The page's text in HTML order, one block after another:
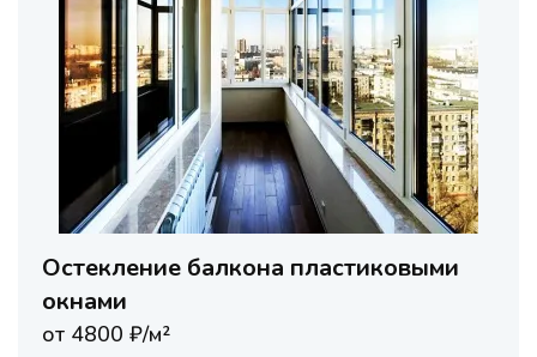
Остекление балкона пластиковыми
окнами
от 4800 ₽/м²